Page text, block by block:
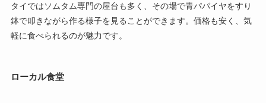
タイではソムタム専門の屋台も多く、その場で青パパイヤをすり
鉢で叩きながら作る様子を見ることができます。価格も安く、気
軽に食べられるのが魅力です。
ローカル食堂